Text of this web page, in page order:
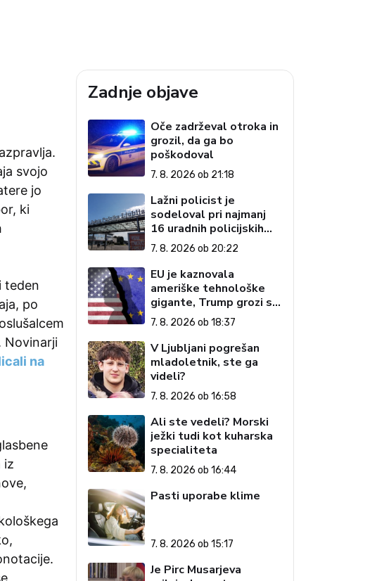
svojo
jo
ki
teden
po
Novinarji
na
iz
Zadnje objave
Oče zadrževal otroka in
grozil, da ga bo
poškodoval
7. 8. 2026 ob 21:18
Lažni policist je
sodeloval pri najmanj
16 uradnih policijskih
postopkih
7. 8. 2026 ob 20:22
EU je kaznovala
ameriške tehnološke
gigante, Trump grozi s
carinami
7. 8. 2026 ob 18:37
V Ljubljani pogrešan
mladoletnik, ste ga
videli?
7. 8. 2026 ob 16:58
Ali ste vedeli? Morski
ježki tudi kot kuharska
specialiteta
7. 8. 2026 ob 16:44
Pasti uporabe klime
7. 8. 2026 ob 15:17
Je Pirc Musarjeva